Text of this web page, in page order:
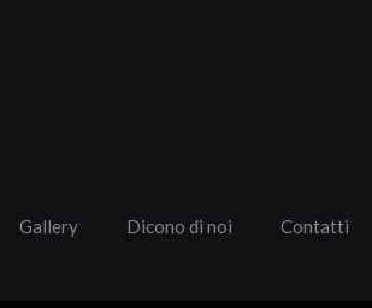
Gallery Dicono di noi Contatti